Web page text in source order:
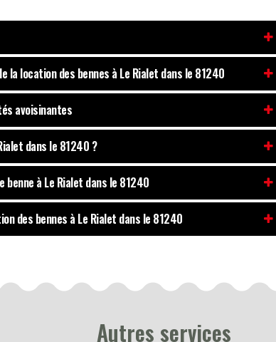
la location des bennes à Le Rialet dans le 81240
avoisinantes
dans le 81240 ?
benne à Le Rialet dans le 81240
des bennes à Le Rialet dans le 81240
Autres services